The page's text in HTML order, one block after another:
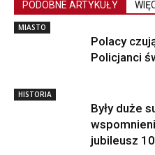
PODOBNE ARTYKUŁY
MIASTO
Polacy
Policjanci
HISTORIA
Były duże
jubileusz